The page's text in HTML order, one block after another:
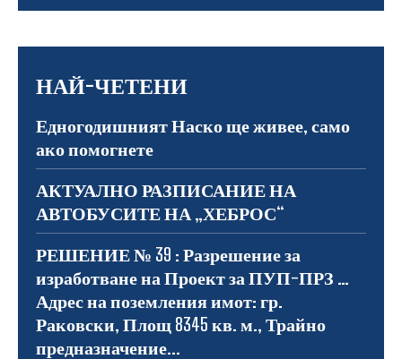
НАЙ-ЧЕТЕНИ
Едногодишният Наско ще живее, само
ако помогнете
АКТУАЛНО РАЗПИСАНИЕ НА
АВТОБУСИТЕ НА „ХЕБРОС“
РЕШЕНИЕ № 39 : Разрешение за
изработване на Проект за ПУП-ПРЗ …
Адрес на поземления имот: гр.
Раковски, Площ 8345 кв. м., Трайно
предназначение...